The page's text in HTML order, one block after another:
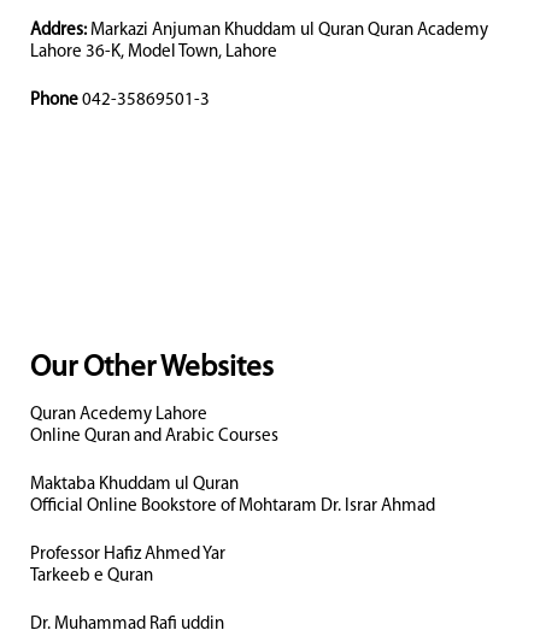
Addres: Markazi Anjuman Khuddam ul Quran Quran Academy
Lahore 36-K, Model Town, Lahore
Phone 042-35869501-3
Our Other Websites
Quran Acedemy Lahore
Online Quran and Arabic Courses
Maktaba Khuddam ul Quran
Official Online Bookstore of Mohtaram Dr. Israr Ahmad
Professor Hafiz Ahmed Yar
Tarkeeb e Quran
Dr. Muhammad Rafi uddin